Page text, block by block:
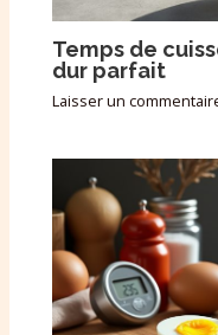
Temps de
dur parfait
Laisser un